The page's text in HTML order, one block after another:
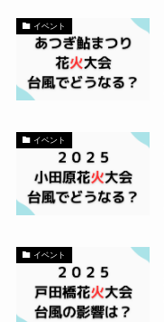
イベント
イベント
イベント